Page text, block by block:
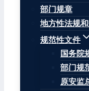
部门规章
地方性法规
规范性文件
国务院
部门规
原安监
联系人及电话：
文章标签：#十堰